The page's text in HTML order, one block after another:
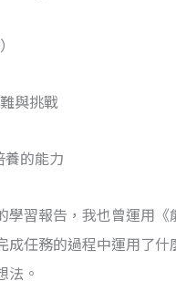
與挑戰
的能力
學習報告，我也曾運用
成任務的過程中運用了
法。